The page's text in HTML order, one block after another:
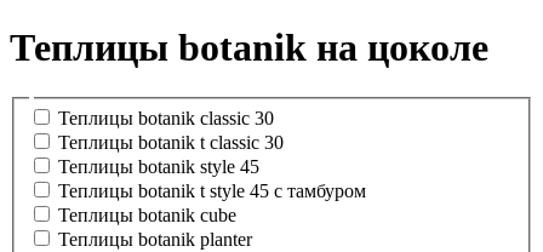
Теплицы botanik на цоколе
Теплицы botanik classic 30
Теплицы botanik t classic 30
Теплицы botanik style 45
Теплицы botanik t style 45 с тамбуром
Теплицы botanik cube
Теплицы botanik planter